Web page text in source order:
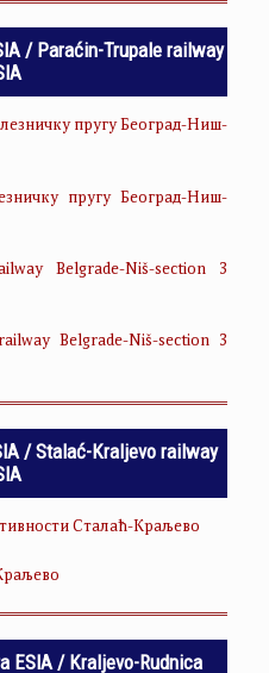
/ Paraćin-Trupale railway
пругу Београд-Ниш-
пругу Београд-Ниш-
Belgrade-Niš-section 3
Belgrade-Niš-section 3
/ Stalać-Kraljevo railway
Сталаћ-Краљево
ESIA / Kraljevo-Rudnica